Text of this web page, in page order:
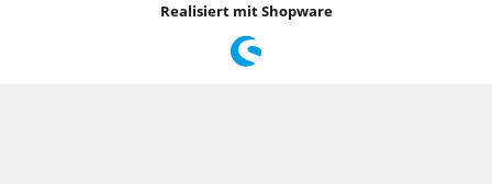
Realisiert mit Shopware